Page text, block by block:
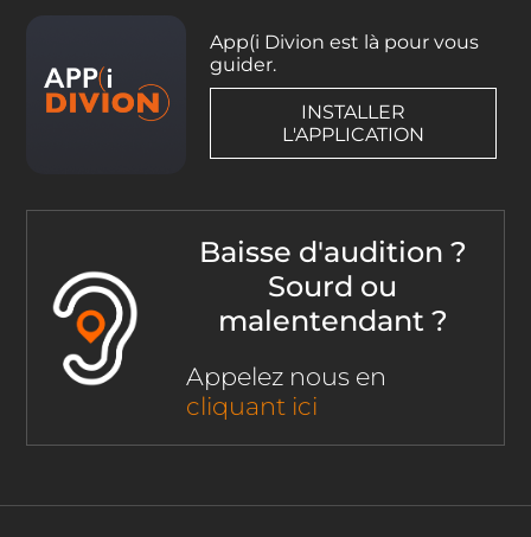
App(i Divion est là pour vous
guider.
INSTALLER
L'APPLICATION
Baisse d'audition ?
Sourd ou
malentendant ?
Appelez nous en
cliquant ici